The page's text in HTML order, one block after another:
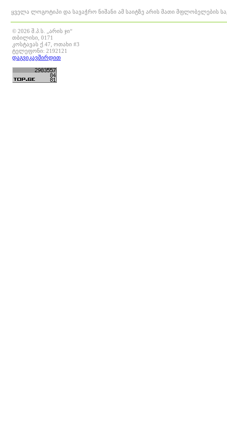
ყველა ლოგოტიპი და სავაჭრო ნიშანი ამ საიტზე არის მათი მფლობელების
© 2026 შ.პ.ს. „არის ჯი“
თბილისი, 0171
კოსტავას ქ.47, ოთახი #3
ტელეფონი: 2192121
დაგვიკავშირდით